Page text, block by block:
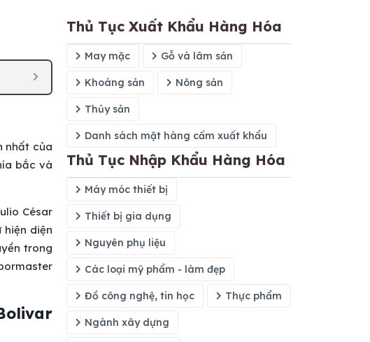
nhất của
bắc và
César
hiện diện
trong
Thủ Tục Xuất Khẩu Hàng Hóa
May mặc Gỗ và lâm sản
Khoáng sản Nông sản
Thủy sản
Danh sách mặt hàng cấm xuất khẩu
Thủ Tục Nhập Khẩu Hàng Hóa
Máy móc thiết bị
Thiết bị gia dụng
Nguyên phụ liệu
Các loại mỹ phẩm - làm đẹp
Đồ công nghệ, tin học Thực phẩm
Ngành xây dựng